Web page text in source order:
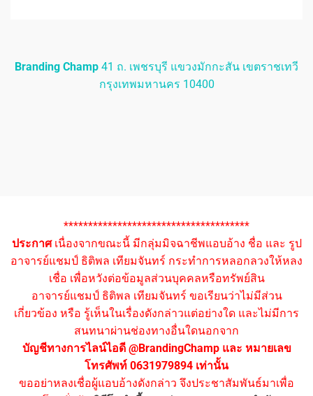
Branding Champ 41 ถ. เพชรบุรี แขวงมักกะสัน เขตราชเทวี
กรุงเทพมหานคร 10400
**************************************
ประกาศเนื่องจากขณะนี้ มีกลุ่มมิจฉาชีพแอบอ้าง ชื่อ และ รูป
อาจารย์แชมป์ ธิติพล เทียมจันทร์ กระทำการหลอกลวงให้หลง
เชื่อ เพื่อหวังต่อข้อมูลส่วนบุคคลหรือทรัพย์สิน
อาจารย์แชมป์ ธิติพล เทียมจันทร์ ขอเรียนว่าไม่มีส่วน
เกี่ยวข้อง หรือ รู้เห็นในเรื่องดังกล่าวแต่อย่างใด และไม่มีการ
สนทนาผ่านช่องทางอื่นใดนอกจาก
บัญชีทางการไลน์ไอดี @BrandingChamp และ หมายเลข
โทรศัพท์ 0631979894 เท่านั้น
ขออย่าหลงเชื่อผู้แอบอ้างดังกล่าว จึงประชาสัมพันธ์มาเพื่อ